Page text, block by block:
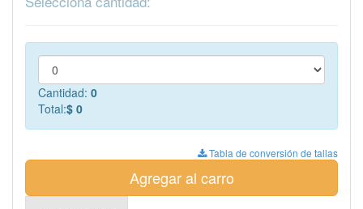
Cantidad: 0
Total:$ 0
Tabla de conversión de tallas
Agregar al carro